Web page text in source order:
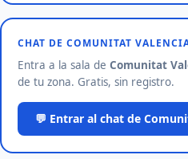
CHAT DE COMUNITAT
Entra a la sala de Comunitat
de tu zona. Gratis, sin registro.
💬 Entrar al chat de